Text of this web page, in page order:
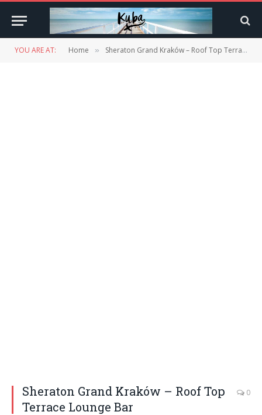
YOU ARE AT: Home » Sheraton Grand Kraków – Roof Top Terrace Lounge Bar
Sheraton Grand Kraków – Roof Top
Terrace Lounge Bar
0